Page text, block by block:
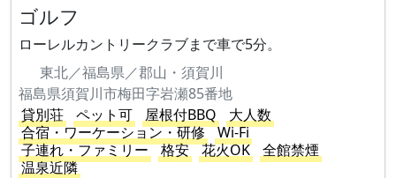
ゴルフ
ローレルカントリークラブまで車で5分。
東北／福島県／郡山・須賀川
福島県須賀川市梅田字岩瀬85番地
貸別荘
ペット可 屋根付BBQ
大人数
合宿・ワーケーション・研修
Wi-Fi
子連れ・ファミリー
格安 花火OK
全館禁煙
温泉近隣